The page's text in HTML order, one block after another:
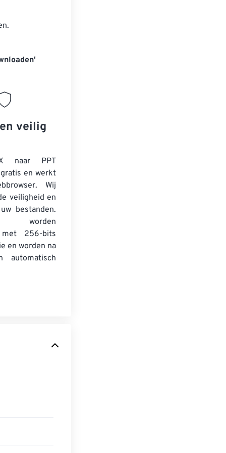
veilig
naar PPT
en werkt
Wij
veiligheid en
bestanden.
worden
met 256-bits
en worden na
automatisch